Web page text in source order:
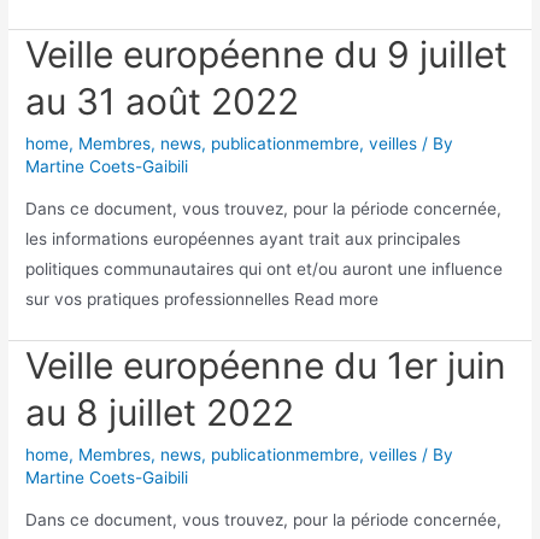
Veille européenne du 9 juillet
au 31 août 2022
home, Membres, news, publicationmembre,veilles / By
Martine Coets-Gaibili
Dans ce document, vous trouvez, pour la période concernée,
les informations européennes ayant trait aux principales
politiques communautaires qui ont et/ou auront une influence
sur vos pratiques professionnelles Read more
Veille européenne du 1er juin
au 8 juillet 2022
home, Membres, news, publicationmembre,veilles / By
Martine Coets-Gaibili
Dans ce document, vous trouvez, pour la période concernée,